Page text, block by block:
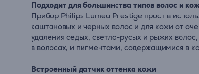
Подходит для большинства типов волос и
Прибор Philips Lumea Prestige прост в
каштановых и черных волос и для кожи от
удаления седых, светло-русых и рыжих
в волосах, и пигментами, содержащимися в
Встроенный датчик оттенка кожи